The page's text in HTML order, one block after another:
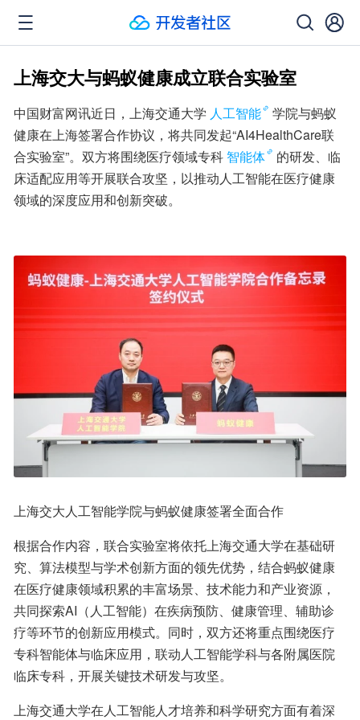
上海交大与蚂蚁健康成立联合实验室
中国财富网讯近日，上海交通大学 人工智能
学院与蚂蚁
健康在上海签署合作协议，将共同发起“AI4HealthCare联
合实验室”。双方将围绕医疗领域专科 智能体
的研发、临
床适配应用等开展联合攻坚，以推动人工智能在医疗健康
领域的深度应用和创新突破。
上海交大人工智能学院与蚂蚁健康签署全面合作
根据合作内容，联合实验室将依托上海交通大学在基础研
究、算法模型与学术创新方面的领先优势，结合蚂蚁健康
在医疗健康领域积累的丰富场景、技术能力和产业资源，
共同探索AI（人工智能）在疾病预防、健康管理、辅助诊
疗等环节的创新应用模式。同时，双方还将重点围绕医疗
专科智能体与临床应用，联动人工智能学科与各附属医院
临床专科，开展关键技术研发与攻坚。
上海交通大学在人工智能人才培养和科学研究方面有着深